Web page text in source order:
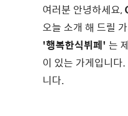
여러분 안녕하세요,
오늘 소개 해 드릴
'행복한식뷔페' 는
이 있는 가게입니다
니다.